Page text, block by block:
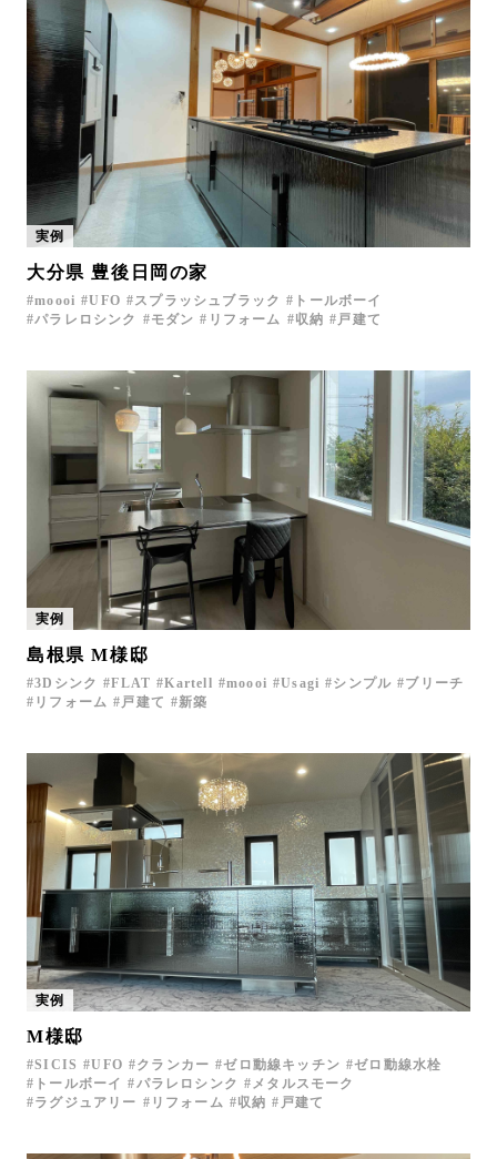
実例
大分県 豊後日岡の家
moooi UFO スプラッシュブラック
トールボーイ
パラレロシンク
モダン リフォーム 収納 戸建て
実例
島根県 M様邸
3Dシンク FLAT Kartell moooi Usagi シンプル
ブリーチ
リフォーム
戸建て 新築
実例
M様邸
SICIS UFO クランカー ゼロ動線キッチン
ゼロ動線水栓
トールボーイ
パラレロシンク
メタルスモーク
ラグジュアリー
リフォーム 収納 戸建て